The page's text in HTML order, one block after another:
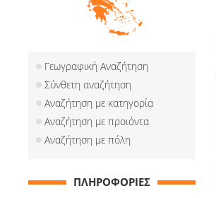
Γεωγραφική Αναζήτηση
Σύνθετη αναζήτηση
Αναζήτηση με κατηγορία
Αναζήτηση με προιόντα
Αναζήτηση με πόλη
ΠΛΗΡΟΦΟΡΙΕΣ